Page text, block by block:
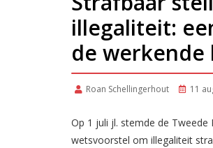
illegaliteit:
de werkende
Roan Schellingerhout 11
Op 1 juli jl. stemde de
wetsvoorstel om illegaliteit